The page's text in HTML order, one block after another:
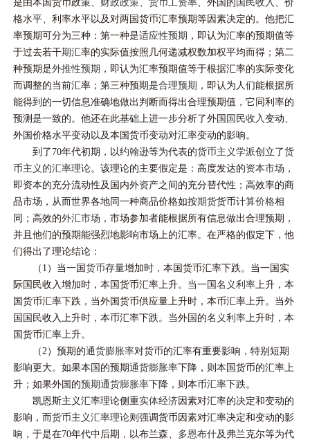
是由本国货币政策、 财政政策、货币工资率、外国的 国民收入 、价
格水平、利率水平以及对两国货币汇率预期等因素决定的。他把汇
率预期可分为三种：第一种是适应性预期 ，即认为汇率的预期值等
于过去若干期汇率的实际值按照几何递减权数加权平均而得；第二
种预期是外推性预期 ，即认为汇率预期值等于根据汇率的实际变化
而调整的当前汇率；第三种预期是合理预期 ，即认为人们能根据所
能得到的一切信息准确地做出判断而得出合理预期值，它同利率的
预测是一致的。他还在此基础上进一步分析了外国 国民收入变动、
外国价格水平变动以及本国货币变动对汇率变动的影响。
到了70年代初期，以约翰逊等为代表的货币主义学派创立了货
币主义的汇率理论。该理论的主要假定是：高度发达的资本市场 ，
即资本的充分流动性及国内外资产之间的充分替代性；高效率的商
品市场，从而世界各地同一种商品价格如按期货货币计算价格相
同；高效的外汇市场 ，市场参加者能根据所有信息做出合理预期，
并且他们的预期能强烈地影响市场上的汇率。在严格的假定下，他
们得出了理论结论：
（1）当一国货币存量增加时，本国货币汇率下跌。当一国实
际国民收入增加时，本国货币汇率上升。当一国名义利率上升，本
国货币汇率下跌，当外国货币供应量上升时，本币汇率上升。当外
国国民收入上升时，本币汇率下跌。当外国的名义利率上升时，本
国货币汇率上升。
（2）预期的通货膨胀率对货币的汇率有重要影响，特别短期
影响更大。如果本国的预期通货膨胀率下降，则本国货币的汇率上
升；如果外国的预期通货膨胀率下降，则本币汇率下跌。
凯恩斯主义汇率理论侧重实体经济因素对汇率的决定和变动的
影响，而货币主义汇率理论则强调货币因素对汇率决定和变动的影
响，于是在70年代中后期，以布兰森、 多恩布什及弗兰克尔等为代